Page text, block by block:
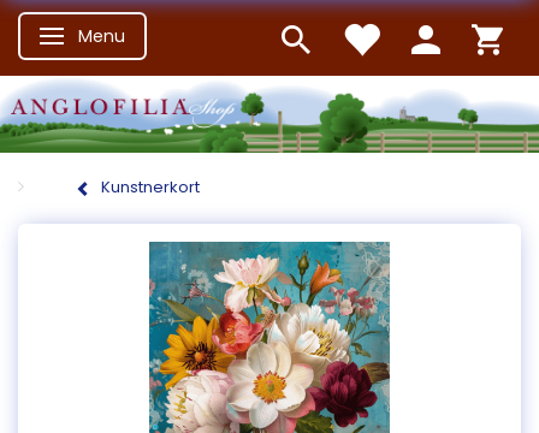
Skifte navigation
Menu
Kunstnerkort